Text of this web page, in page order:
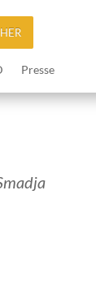
Presse